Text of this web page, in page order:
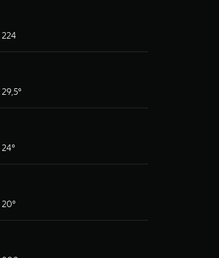
224
29,5°
24°
20°